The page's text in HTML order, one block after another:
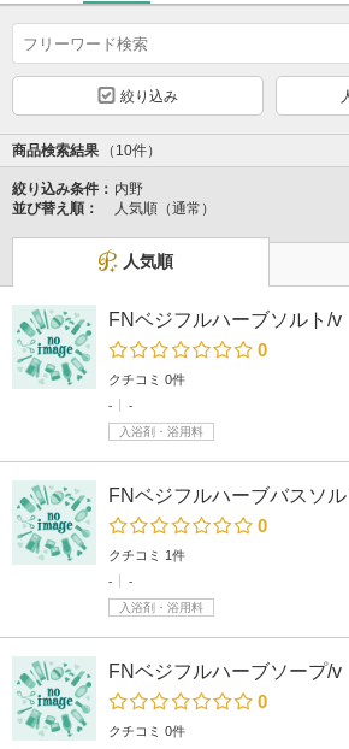
絞り込み
商品検索結果 （10件）
絞り込み条件： 内野
並び替え順：
人気順（通常）
人気順
FNベジフルハーブソルト/v
0
クチコミ 0件
-
-
入浴剤・浴用料
FNベジフルハーブバスソ
0
クチコミ 1件
-
-
入浴剤・浴用料
FNベジフルハーブソープ/v
0
クチコミ 0件